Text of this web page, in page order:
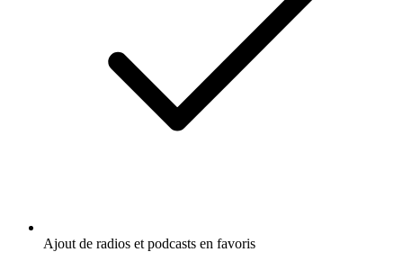
Ajout de radios et podcasts en favoris